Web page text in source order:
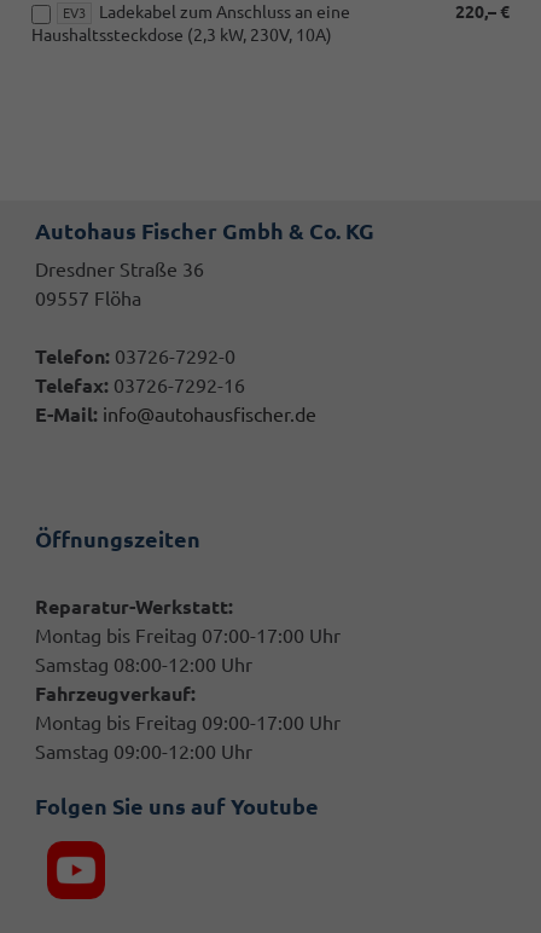
eHybrid)
EV3 220,– €
Ladekabel zum Anschluss an eine
Haushaltssteckdose (2,3 kW, 230V, 10A)
Autohaus Fischer Gmbh & Co. KG
Dresdner Straße 36
09557 Flöha
Telefon: 03726-7292-0
Telefax: 03726-7292-16
E-Mail: info@autohausfischer.de
Öffnungszeiten
Reparatur-Werkstatt:
Montag bis Freitag 07:00-17:00 Uhr
Samstag 08:00-12:00 Uhr
Fahrzeugverkauf:
Montag bis Freitag 09:00-17:00 Uhr
Samstag 09:00-12:00 Uhr
Folgen Sie uns auf Youtube